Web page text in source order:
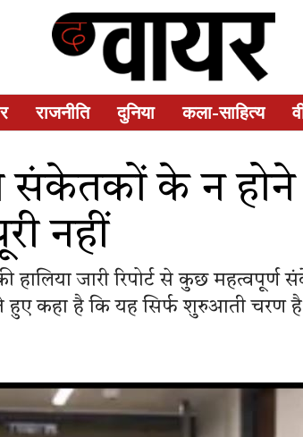
राजनीति दुनिया कला-साहित्य
के न
नहीं
की हालिया जारी रिपोर्ट से कुछ
हुए कहा है कि यह सिर्फ शुरुआती चरण